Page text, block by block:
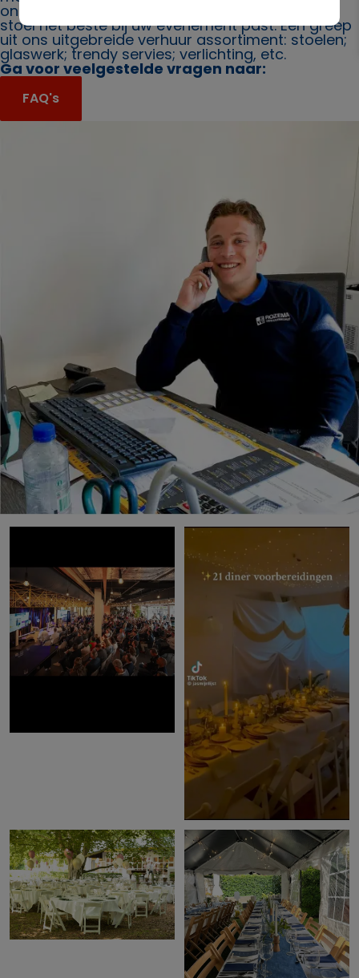
ons. Ook bieden wij u graag advies over welke
stoel het beste bij uw evenement past. Een greep
uit ons uitgebreide verhuur assortiment: stoelen;
glaswerk; trendy servies; verlichting, etc.
Ga voor veelgestelde vragen naar:
FAQ's